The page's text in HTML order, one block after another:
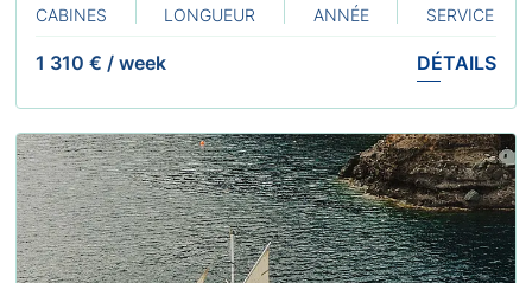
CABINES LONGUEUR ANNÉE SERVICE
1 310 € / week DÉTAILS